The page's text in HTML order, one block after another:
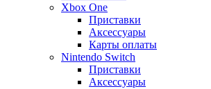
Xbox One
Приставки
Аксессуары
Карты оплаты
Nintendo Switch
Приставки
Аксессуары